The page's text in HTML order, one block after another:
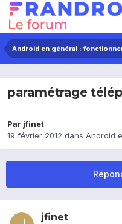
Android en général :
paramétrage
Par jfinet
19 février 2012 dans Android
jfinet